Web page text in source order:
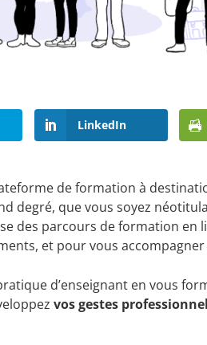
LinkedIn
de formation à
degré, que vous soyez
des parcours de formation en
et pour vous
d’enseignant en vous
vos gestes